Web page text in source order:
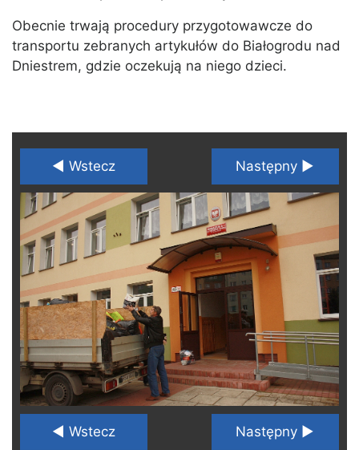
Obecnie trwają procedury przygotowawcze do
transportu zebranych artykułów do Białogrodu nad
Dniestrem, gdzie oczekują na niego dzieci.
◄ Wstecz Następny ►
◄ Wstecz Następny ►